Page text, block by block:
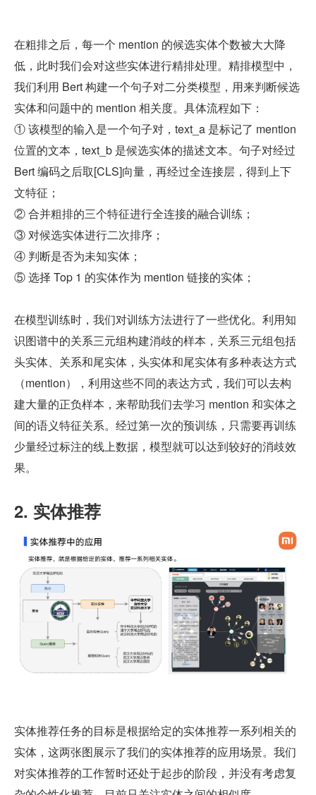
在粗排之后，每一个 mention 的候选实体个数被大大降
低，此时我们会对这些实体进行精排处理。精排模型中，
我们利用 Bert 构建一个句子对二分类模型，用来判断候选
实体和问题中的 mention 相关度。具体流程如下：
① 该模型的输入是一个句子对，text_a 是标记了 mention
位置的文本，text_b 是候选实体的描述文本。句子对经过
Bert 编码之后取[CLS]向量，再经过全连接层，得到上下
文特征；
② 合并粗排的三个特征进行全连接的融合训练；
③ 对候选实体进行二次排序；
④ 判断是否为未知实体；
⑤ 选择 Top 1 的实体作为 mention 链接的实体；
在模型训练时，我们对训练方法进行了一些优化。利用知
识图谱中的关系三元组构建消歧的样本，关系三元组包括
头实体、关系和尾实体，头实体和尾实体有多种表达方式
（mention），利用这些不同的表达方式，我们可以去构
建大量的正负样本，来帮助我们去学习 mention 和实体之
间的语义特征关系。经过第一次的预训练，只需要再训练
少量经过标注的线上数据，模型就可以达到较好的消歧效
果。
2. 实体推荐
实体推荐任务的目标是根据给定的实体推荐一系列相关的
实体，这两张图展示了我们的实体推荐的应用场景。我们
对实体推荐的工作暂时还处于起步的阶段，并没有考虑复